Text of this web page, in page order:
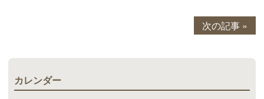
次の記事 »
カレンダー